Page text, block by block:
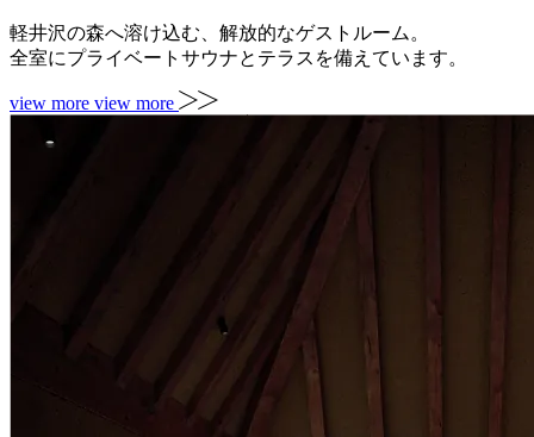
軽井沢の森へ溶け込む、解放的なゲストルーム。
全室にプライベートサウナとテラスを備えています。
view more view more